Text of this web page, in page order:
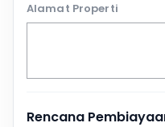
Alamat Properti
Rencana